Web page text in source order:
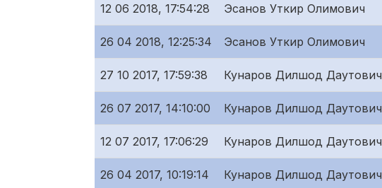
12 06 2018, 17:54:28 Эсанов Уткир Олимович
26 04 2018, 12:25:34 Эсанов Уткир Олимович
27 10 2017, 17:59:38 Кунаров Дилшод Даутович
26 07 2017, 14:10:00 Кунаров Дилшод Даутович
12 07 2017, 17:06:29 Кунаров Дилшод Даутович
26 04 2017, 10:19:14 Кунаров Дилшод Даутович